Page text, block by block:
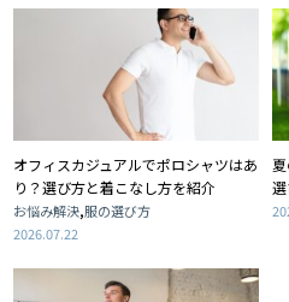
オフィスカジュアルでポロシャツはあ
り？選び方と着こなし方を紹介
お悩み解決,服の選び方
2026.07.22